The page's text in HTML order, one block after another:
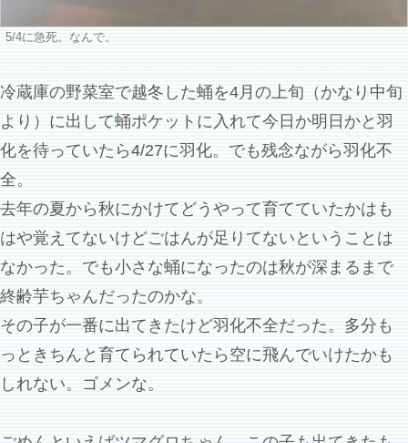
5/4に急死。なんで。
冷蔵庫の野菜室で越冬した蛹を4月の上旬（かなり中旬
より）に出して蛹ポケットに入れて今日か明日かと羽
化を待っていたら4/27に羽化。でも残念ながら羽化不
全。
去年の夏から秋にかけてどうやって育てていたかはも
はや覚えてないけどごはんが足りてないということは
なかった。でも小さな蛹になったのは秋が深まるまで
終齢芋ちゃんだったのかな。
その子が一番に出てきたけど羽化不全だった。多分も
っときちんと育てられていたら空に飛んでいけたかも
しれない。ゴメンな。